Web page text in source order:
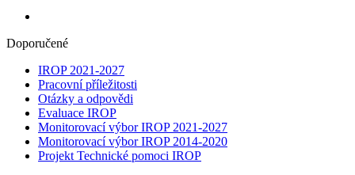
Doporučené
IROP 2021-2027
Pracovní příležitosti
Otázky a odpovědi
Evaluace IROP
Monitorovací výbor IROP 2021-2027
Monitorovací výbor IROP 2014-2020
Projekt Technické pomoci IROP